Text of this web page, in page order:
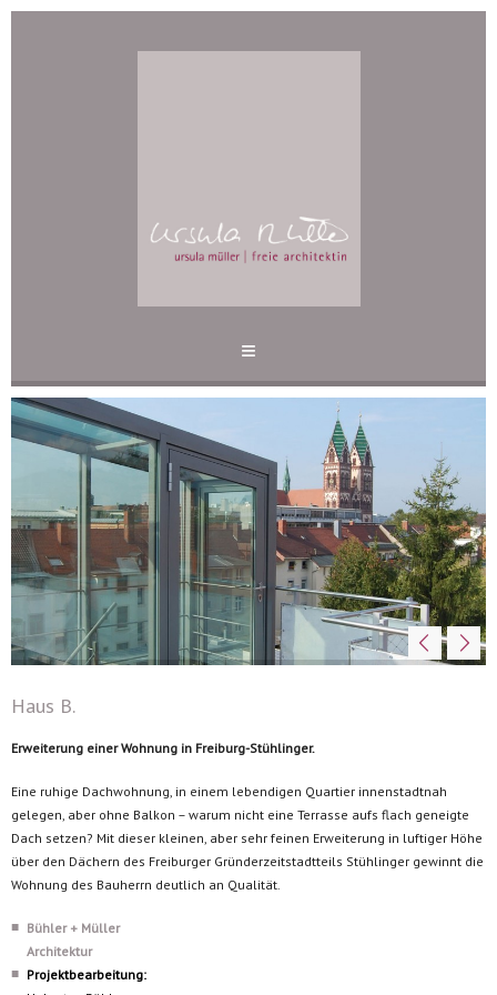
Haus B.
Erweiterung einer Wohnung in Freiburg-Stühlinger.
Eine ruhige Dachwohnung, in einem lebendigen Quartier innenstadtnah
gelegen, aber ohne Balkon – warum nicht eine Terrasse aufs flach geneigte
Dach setzen? Mit dieser kleinen, aber sehr feinen Erweiterung in luftiger Höhe
über den Dächern des Freiburger Gründerzeitstadtteils Stühlinger gewinnt die
Wohnung des Bauherrn deutlich an Qualität.
Bühler + Müller
Architektur
Projektbearbeitung: